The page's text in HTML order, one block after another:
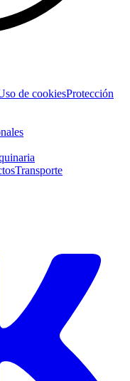
de cookiesProtección
Transporte